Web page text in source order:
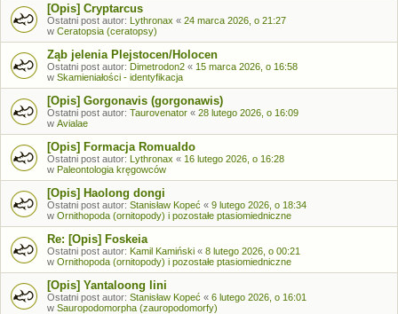
[Opis] Cryptarcus
Ostatni post autor: Lythronax « 24 marca 2026, o 21:27
w Ceratopsia (ceratopsy)
Ząb jelenia Plejstocen/Holocen
Ostatni post autor: Dimetrodon2 « 15 marca 2026, o 16:58
w Skamieniałości - identyfikacja
[Opis] Gorgonavis (gorgonawis)
Ostatni post autor: Taurovenator « 28 lutego 2026, o 16:09
w Avialae
[Opis] Formacja Romualdo
Ostatni post autor: Lythronax « 16 lutego 2026, o 16:28
w Paleontologia kręgowców
[Opis] Haolong dongi
Ostatni post autor: Stanisław Kopeć « 9 lutego 2026, o 18:34
w Ornithopoda (ornitopody) i pozostałe ptasiomiedniczne
Re: [Opis] Foskeia
Ostatni post autor: Kamil Kamiński « 8 lutego 2026, o 00:21
w Ornithopoda (ornitopody) i pozostałe ptasiomiedniczne
[Opis] Yantaloong lini
Ostatni post autor: Stanisław Kopeć « 6 lutego 2026, o 16:01
w Sauropodomorpha (zauropodomorfy)